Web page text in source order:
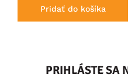
Pridať do košíka
PRIHLÁSTE SA